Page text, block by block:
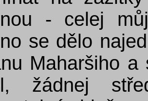
- celej
se dělo
Maharšiho
žádnej